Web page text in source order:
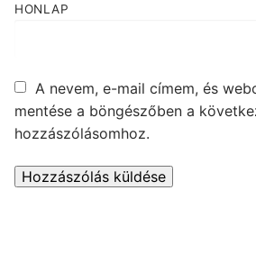
HONLAP
A nevem, e-mail címem, és
mentése a böngészőben a
hozzászólásomhoz.